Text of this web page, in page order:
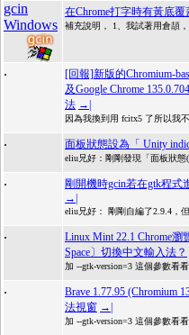
gcin
Windows
在Chrome打字時有黃底
補充說明， 1、我試著用倉頡
.
[回報]新版的Chromium-
及Google Chrome
法 →|
因為我換到用 fcitx5 了所以我
. 面板狀態設為「 Unity
eliu兄好：剛剛發現「面板狀態
.
剛開機時gcin若在gtk程式
→|
eliu兄好： 剛剛自編了2.9.4，
.
Linux Mint 22.1 Chrome瀏
Space〕切換中文輸入法？
加 --gtk-version=3 這個參數看看
.
Brave 1.77.95 (Chromium
法視窗 →|
加 --gtk-version=3 這個參數看看